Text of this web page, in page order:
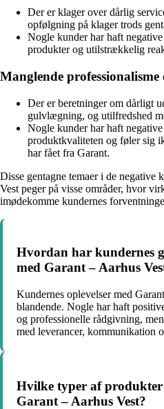
Der er klager over dårlig
opfølgning på klager trods
Nogle kunder har haft
produkter og utilstrækkelig
Manglende
Der er beretninger om dårligt
gulvlægning, og utilfredshed
Nogle kunder har haft
produktkvaliteten og føler sig
har fået fra Garant.
Disse gentagne temaer i de negative
Vest peger på visse områder, hvor
imødekomme kundernes
Hvordan har kundernes
med Garant – Aarhus
Kundernes oplevelser med
blandende. Nogle har haft
og professionelle rådgivning,
med leverancer, kommunikation
Hvilke typer af
Garant – Aarhus Vest?